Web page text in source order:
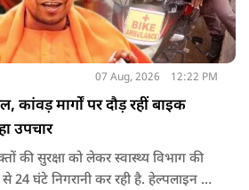
07 Aug, 2026 12:22 PM
कांवड़ मार्गों पर दौड़ रहीं बाइक
उपचार
की सुरक्षा को लेकर स्वास्थ्य विभाग की
24 घंटे निगरानी कर रही है. हेल्पलाइन पर